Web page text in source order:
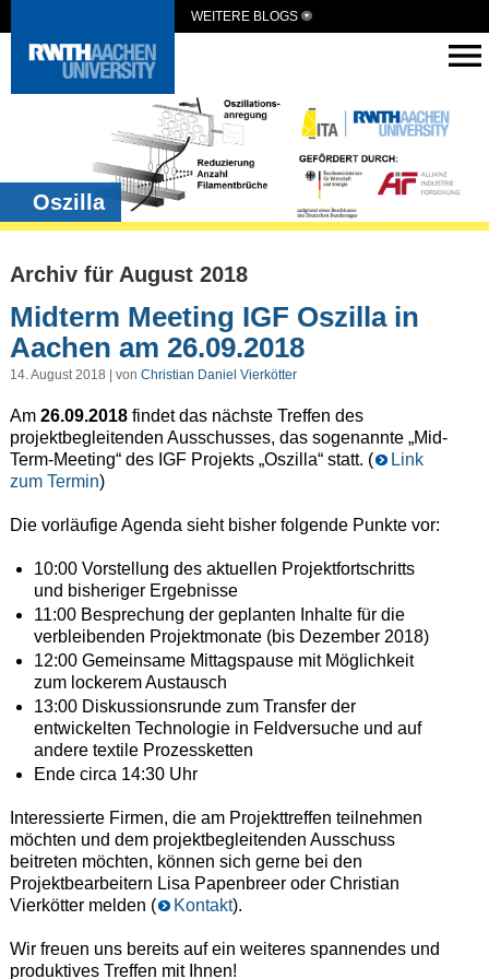
WEITERE BLOGS
Oszilla
Archiv für August 2018
Midterm Meeting IGF Oszilla in
Aachen am 26.09.2018
14. August 2018 | von Christian Daniel Vierkötter
Am 26.09.2018findet das nächste Treffen des
projektbegleitenden Ausschusses, das sogenannte „Mid-
Term-Meeting“ des IGF Projekts „Oszilla“ statt. (
Link
zum Termin)
Die vorläufige Agenda sieht bisher folgende Punkte vor:
10:00 Vorstellung des aktuellen Projektfortschritts
und bisheriger Ergebnisse
11:00 Besprechung der geplanten Inhalte für die
verbleibenden Projektmonate (bis Dezember 2018)
12:00 Gemeinsame Mittagspause mit Möglichkeit
zum lockerem Austausch
13:00 Diskussionsrunde zum Transfer der
entwickelten Technologie in Feldversuche und auf
andere textile Prozessketten
Ende circa 14:30 Uhr
Interessierte Firmen, die am Projekttreffen teilnehmen
möchten und dem projektbegleitenden Ausschuss
beitreten möchten, können sich gerne bei den
Projektbearbeitern Lisa Papenbreer oder Christian
Vierkötter melden (
Kontakt).
Wir freuen uns bereits auf ein weiteres spannendes und
produktives Treffen mit Ihnen!